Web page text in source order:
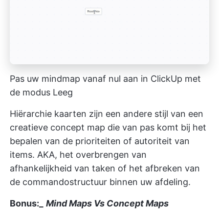
Pas uw mindmap vanaf nul aan in ClickUp met
de modus Leeg
Hiërarchie kaarten zijn een andere stijl van een
creatieve concept map die van pas komt bij het
bepalen van de prioriteiten of autoriteit van
items. AKA, het overbrengen van
afhankelijkheid van taken of het afbreken van
de commandostructuur binnen uw afdeling.
Bonus:_ Mind Maps Vs Concept Maps